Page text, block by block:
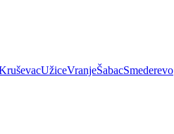
UžiceVranjeŠabacSmederevo